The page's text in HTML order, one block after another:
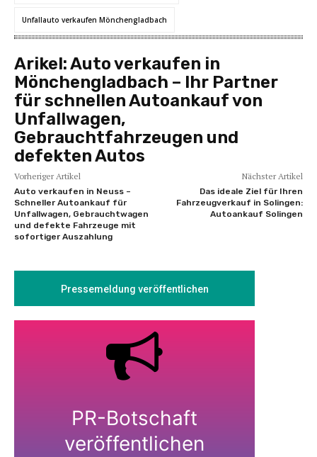
Unfallauto verkaufen Mönchengladbach
Arikel:Auto verkaufen in
Mönchengladbach – Ihr Partner
für schnellen Autoankauf von
Unfallwagen,
Gebrauchtfahrzeugen und
defekten Autos
Vorheriger Artikel
Auto verkaufen in Neuss –
Schneller Autoankauf für
Unfallwagen, Gebrauchtwagen
und defekte Fahrzeuge mit
sofortiger Auszahlung
Nächster Artikel
Das ideale Ziel für Ihren
Fahrzeugverkauf in Solingen:
Autoankauf Solingen
Pressemeldung veröffentlichen
PR-Botschaft
veröffentlichen